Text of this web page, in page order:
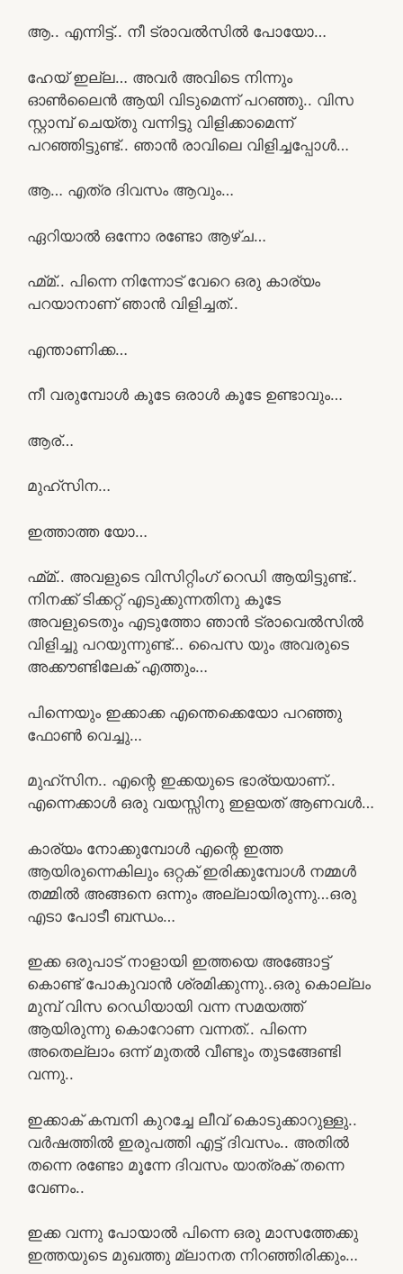
ആ.. എന്നിട്ട്.. നീ ട്രാവൽസിൽ പോയോ…
ഹേയ് ഇല്ല… അവർ അവിടെ നിന്നും
ഓൺലൈൻ ആയി വിടുമെന്ന് പറഞ്ഞു.. വിസ
സ്റ്റാമ്പ് ചെയ്തു വന്നിട്ടു വിളിക്കാമെന്ന്
പറഞ്ഞിട്ടുണ്ട്.. ഞാൻ രാവിലെ വിളിച്ചപ്പോൾ…
ആ… എത്ര ദിവസം ആവും…
ഏറിയാൽ ഒന്നോ രണ്ടോ ആഴ്ച…
ഹ്മ്മ്.. പിന്നെ നിന്നോട് വേറെ ഒരു കാര്യം
പറയാനാണ് ഞാൻ വിളിച്ചത്..
എന്താണിക്ക…
നീ വരുമ്പോൾ കൂടേ ഒരാൾ കൂടേ ഉണ്ടാവും…
ആര്…
മുഹ്സിന…
ഇത്താത്ത യോ…
ഹ്മ്മ്.. അവളുടെ വിസിറ്റിംഗ് റെഡി ആയിട്ടുണ്ട്..
നിനക്ക് ടിക്കറ്റ് എടുക്കുന്നതിനു കൂടേ
അവളുടെതും എടുത്തോ ഞാൻ ട്രാവെൽസിൽ
വിളിച്ചു പറയുന്നുണ്ട്… പൈസ യും അവരുടെ
അക്കൗണ്ടിലേക് എത്തും…
പിന്നെയും ഇക്കാക്ക എന്തെക്കെയോ പറഞ്ഞു
ഫോൺ വെച്ചു…
മുഹ്സിന.. എന്റെ ഇക്കയുടെ ഭാര്യയാണ്..
എന്നെക്കാൾ ഒരു വയസ്സിനു ഇളയത് ആണവൾ…
കാര്യം നോക്കുമ്പോൾ എന്റെ ഇത്ത
ആയിരുന്നെകിലും ഒറ്റക് ഇരിക്കുമ്പോൾ നമ്മൾ
തമ്മിൽ അങ്ങനെ ഒന്നും അല്ലായിരുന്നു…ഒരു
എടാ പോടീ ബന്ധം…
ഇക്ക ഒരുപാട് നാളായി ഇത്തയെ അങ്ങോട്ട്‌
കൊണ്ട് പോകുവാൻ ശ്രമിക്കുന്നു..ഒരു കൊല്ലം
മുമ്പ് വിസ റെഡിയായി വന്ന സമയത്ത്
ആയിരുന്നു കൊറോണ വന്നത്.. പിന്നെ
അതെല്ലാം ഒന്ന് മുതൽ വീണ്ടും തുടങ്ങേണ്ടി
വന്നു..
ഇക്കാക് കമ്പനി കുറച്ചേ ലീവ് കൊടുക്കാറുള്ളു..
വർഷത്തിൽ ഇരുപത്തി എട്ട് ദിവസം.. അതിൽ
തന്നെ രണ്ടോ മൂന്നേ ദിവസം യാത്രക് തന്നെ
വേണം..
ഇക്ക വന്നു പോയാൽ പിന്നെ ഒരു മാസത്തേക്കു
ഇത്തയുടെ മുഖത്തു മ്ലാനത നിറഞ്ഞിരിക്കും…